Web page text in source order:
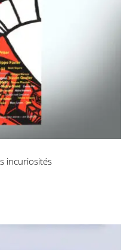
– Curiosités
incuriosités